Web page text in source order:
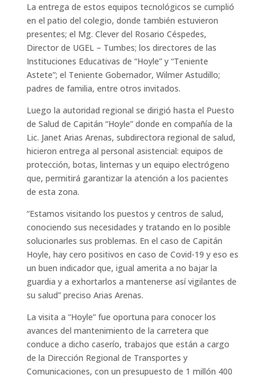
La entrega de estos equipos tecnológicos se cumplió
en el patio del colegio, donde también estuvieron
presentes; el Mg. Clever del Rosario Céspedes,
Director de UGEL – Tumbes; los directores de las
Instituciones Educativas de “Hoyle” y “Teniente
Astete”; el Teniente Gobernador, Wilmer Astudillo;
padres de familia, entre otros invitados.
Luego la autoridad regional se dirigió hasta el Puesto
de Salud de Capitán “Hoyle” donde en compañía de la
Lic. Janet Arias Arenas, subdirectora regional de salud,
hicieron entrega al personal asistencial: equipos de
protección, botas, linternas y un equipo electrógeno
que, permitirá garantizar la atención a los pacientes
de esta zona.
“Estamos visitando los puestos y centros de salud,
conociendo sus necesidades y tratando en lo posible
solucionarles sus problemas. En el caso de Capitán
Hoyle, hay cero positivos en caso de Covid-19 y eso es
un buen indicador que, igual amerita a no bajar la
guardia y a exhortarlos a mantenerse así vigilantes de
su salud” preciso Arias Arenas.
La visita a “Hoyle” fue oportuna para conocer los
avances del mantenimiento de la carretera que
conduce a dicho caserío, trabajos que están a cargo
de la Dirección Regional de Transportes y
Comunicaciones, con un presupuesto de 1 millón 400